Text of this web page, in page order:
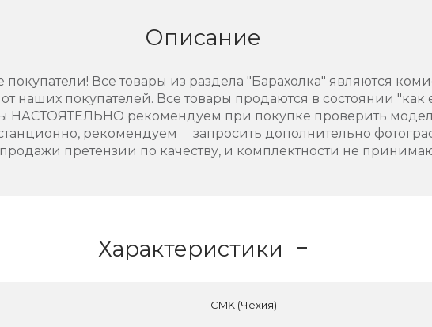
Описание
Все товары из раздела "Барахолка" являются
наших покупателей. Все товары продаются в состоянии "как
НАСТОЯТЕЛЬНО рекомендуем при покупке проверить
рекомендуем запросить дополнительно
претензии по качеству, и комплектности не
Характеристики
CMK (Чехия)